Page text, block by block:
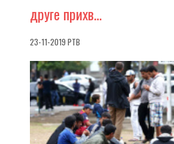
друге прихв…
23-11-2019 РТВ